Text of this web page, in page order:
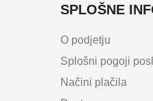
SPLOŠNE
O podjetju
Splošni pogoji
Načini plačila